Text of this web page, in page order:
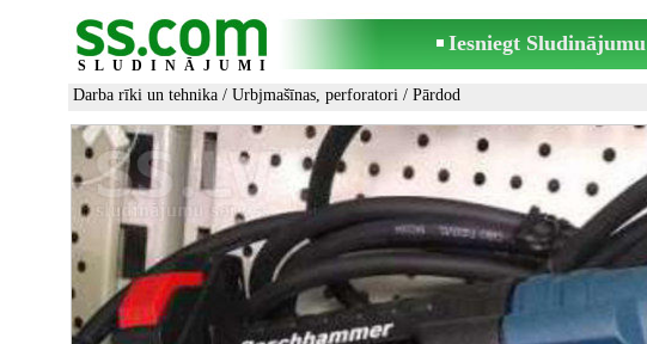
SLUDINĀJUMI
Iesniegt Sludinājumu
Darba rīki un tehnika / Urbjmašīnas, perforatori / Pārdod